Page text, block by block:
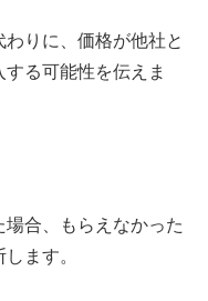
りに、価格が他社と
る可能性を伝えま
合、もらえなかった
ます。